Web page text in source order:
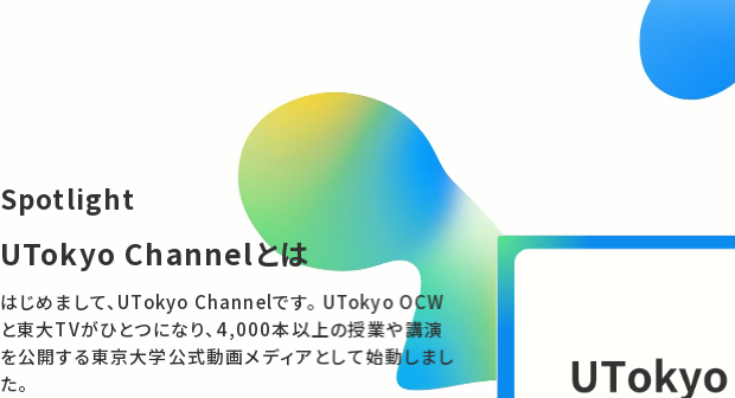
Spotlight
UTokyo Channelとは
はじめまして、UTokyo Channelです。 UTokyo OCW
と東大TVがひとつになり、4,000本以上の授業や講演
を公開する東京大学公式動画メディアとして始動しまし
た。